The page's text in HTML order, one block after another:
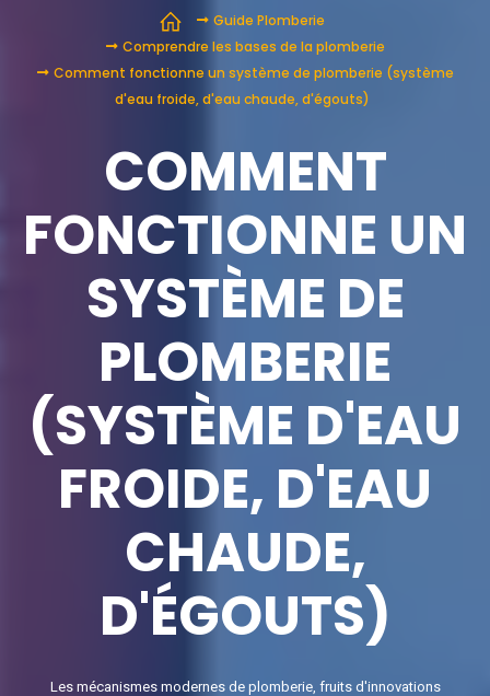
Guide Plomberie
Comprendre les bases de la plomberie
Comment fonctionne un système de plomberie (système
d'eau froide, d'eau chaude, d'égouts)
COMMENT
FONCTIONNE UN
SYSTÈME DE
PLOMBERIE
(SYSTÈME D'EAU
FROIDE, D'EAU
CHAUDE,
D'ÉGOUTS)
Les mécanismes modernes de plomberie, fruits d'innovations